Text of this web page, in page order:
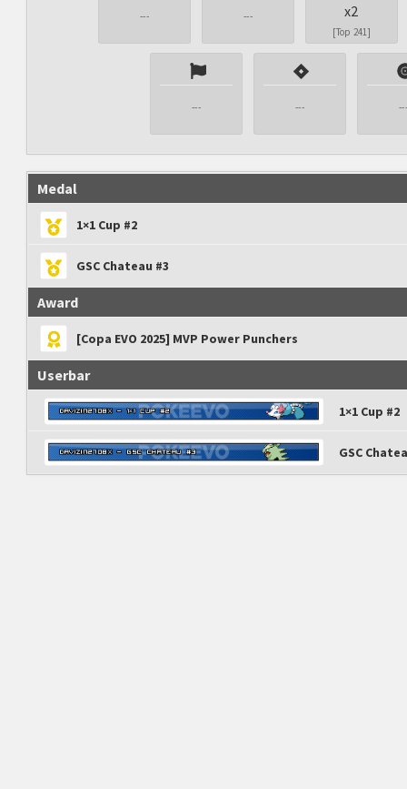
--- --- x2
[Top 241]
--- --- ---
Medal
1×1 Cup #2
GSC Chateau #3
Award
[Copa EVO 2025] MVP Power Punchers
Userbar
1×1 Cup #2
GSC